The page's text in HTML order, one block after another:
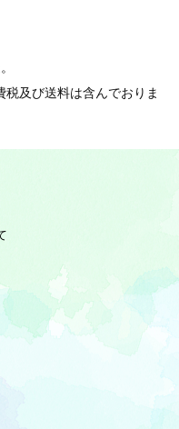
及び送料は含んでおりま